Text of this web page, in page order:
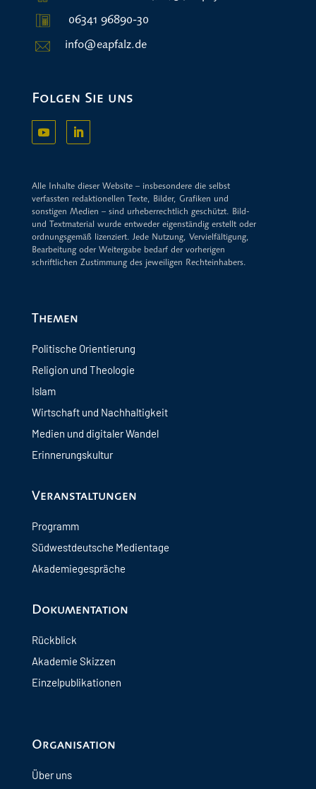
06341 96890-30
info@eapfalz.de
Folgen Sie uns
Alle Inhalte dieser Website – insbesondere die selbst
verfassten redaktionellen Texte, Bilder, Grafiken und
sonstigen Medien – sind urheberrechtlich geschützt. Bild-
und Textmaterial wurde entweder eigenständig erstellt oder
ordnungsgemäß lizenziert. Jede Nutzung, Vervielfältigung,
Bearbeitung oder Weitergabe bedarf der vorherigen
schriftlichen Zustimmung des jeweiligen Rechteinhabers.
Themen
Politische Orientierung
Religion und Theologie
Islam
Wirtschaft und Nachhaltigkeit
Medien und digitaler Wandel
Erinnerungskultur
Veranstaltungen
Programm
Südwestdeutsche Medientage
Akademiegespräche
Dokumentation
Rückblick
Akademie Skizzen
Einzelpublikationen
Organisation
Über uns